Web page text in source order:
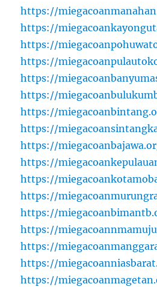
https://
https://
https://
https://
https://
https://
https://
https://
https://
https://
https://
https://
https://
https://
https://
https://
https://